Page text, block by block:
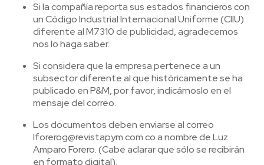
Si la compañía reporta sus estados financieros con
un Código Industrial Internacional Uniforme (CIIU)
diferente al M7310 de publicidad, agradecemos
nos lo haga saber.
Si considera que la empresa pertenece a un
subsector diferente al que históricamente se ha
publicado en P&M, por favor, indicárnoslo en el
mensaje del correo.
Los documentos deben enviarse al correo
lforerog@revistapym.com.co a nombre de Luz
Amparo Forero. (Cabe aclarar que sólo se recibirán
en formato digital).